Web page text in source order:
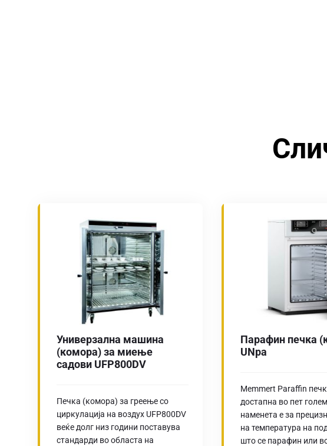
Универзална машина
(комора) за миење
садови UFP800DV
Печка (комора) за греење со
циркулација на воздух UFP800DV
веќе долг низ години поставува
стандарди во областа на
Парафин печка
UNpa
Memmert Paraffin
достапна во пет
наменета е за
на температура на
што се парафин или